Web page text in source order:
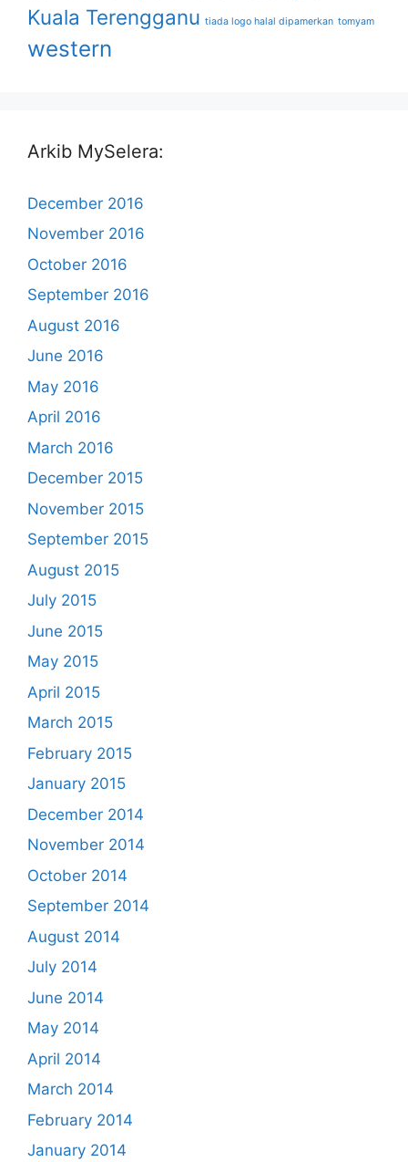
Kuala Terengganu tiada logo halal dipamerkan tomyam
western
Arkib MySelera:
December 2016
November 2016
October 2016
September 2016
August 2016
June 2016
May 2016
April 2016
March 2016
December 2015
November 2015
September 2015
August 2015
July 2015
June 2015
May 2015
April 2015
March 2015
February 2015
January 2015
December 2014
November 2014
October 2014
September 2014
August 2014
July 2014
June 2014
May 2014
April 2014
March 2014
February 2014
January 2014